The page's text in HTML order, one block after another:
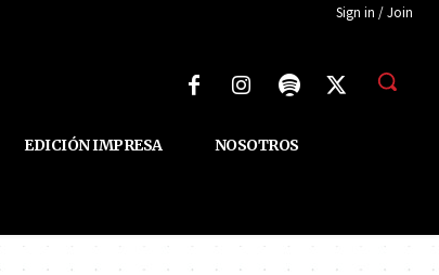
Sign in / Join
EDICIÓN IMPRESA NOSOTROS